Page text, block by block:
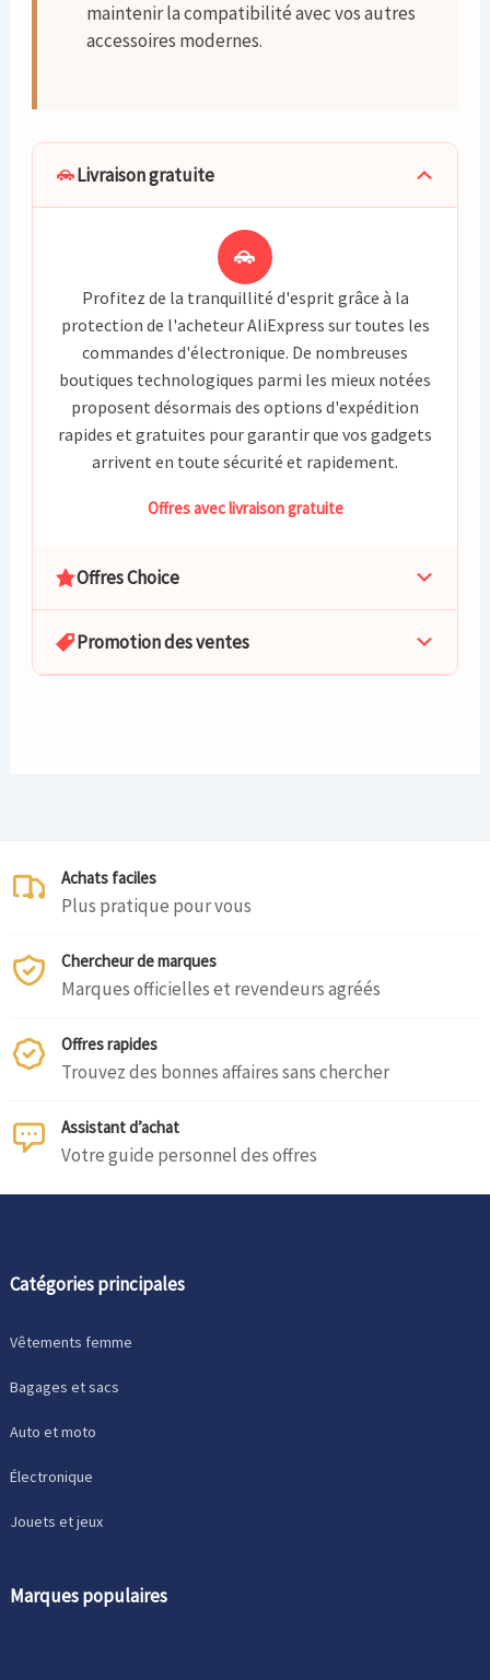
maintenir la compatibilité avec vos autres
accessoires modernes.
Livraison gratuite
Profitez de la tranquillité d'esprit grâce à la
protection de l'acheteur AliExpress sur toutes les
commandes d'électronique. De nombreuses
boutiques technologiques parmi les mieux notées
proposent désormais des options d'expédition
rapides et gratuites pour garantir que vos gadgets
arrivent en toute sécurité et rapidement.
Offres avec livraison gratuite
Offres Choice
Promotion des ventes
Achats faciles
Plus pratique pour vous
Chercheur de marques
Marques officielles et revendeurs agréés
Offres rapides
Trouvez des bonnes affaires sans chercher
Assistant d’achat
Votre guide personnel des offres
Catégories principales
Vêtements femme
Bagages et sacs
Auto et moto
Électronique
Jouets et jeux
Marques populaires